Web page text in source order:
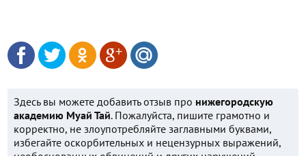
Здесь вы можете добавить отзыв про нижегородскую
академию Муай Тай. Пожалуйста, пишите грамотно и
корректно, не злоупотребляйте заглавными буквами,
избегайте оскорбительных и нецензурных выражений,